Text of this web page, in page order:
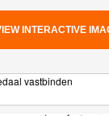
INTERACTIVE
vastbinden